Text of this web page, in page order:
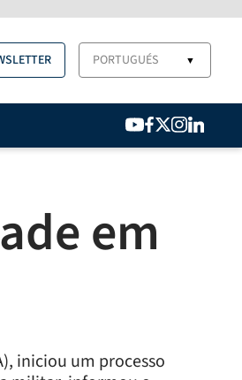
PORTUGUÉS ▼
em
iniciou um processo